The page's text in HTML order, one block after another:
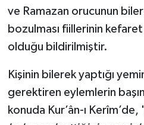
ve Ramazan orucunun
bozulması fiillerinin
olduğu bildirilmiştir.
Kişinin bilerek yaptığı
gerektiren eylemlerin
konuda Kur’ân-ı Kerîm’de,